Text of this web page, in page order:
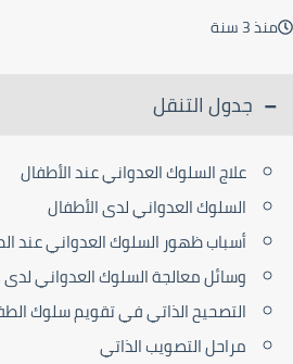
منذ 3 سنة
جدول التنقل
علاج السلوك العدواني عند الأطفال
السلوك العدواني لدى الأطفال
أسباب ظهور السلوك العدواني عند
وسائل معالجة السلوك العدواني لدى
التصحيح الذاتي في تقويم سلوك
مراحل التصويب الذاتي